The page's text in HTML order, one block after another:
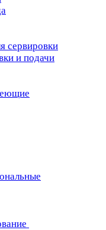
сервировки
и подачи